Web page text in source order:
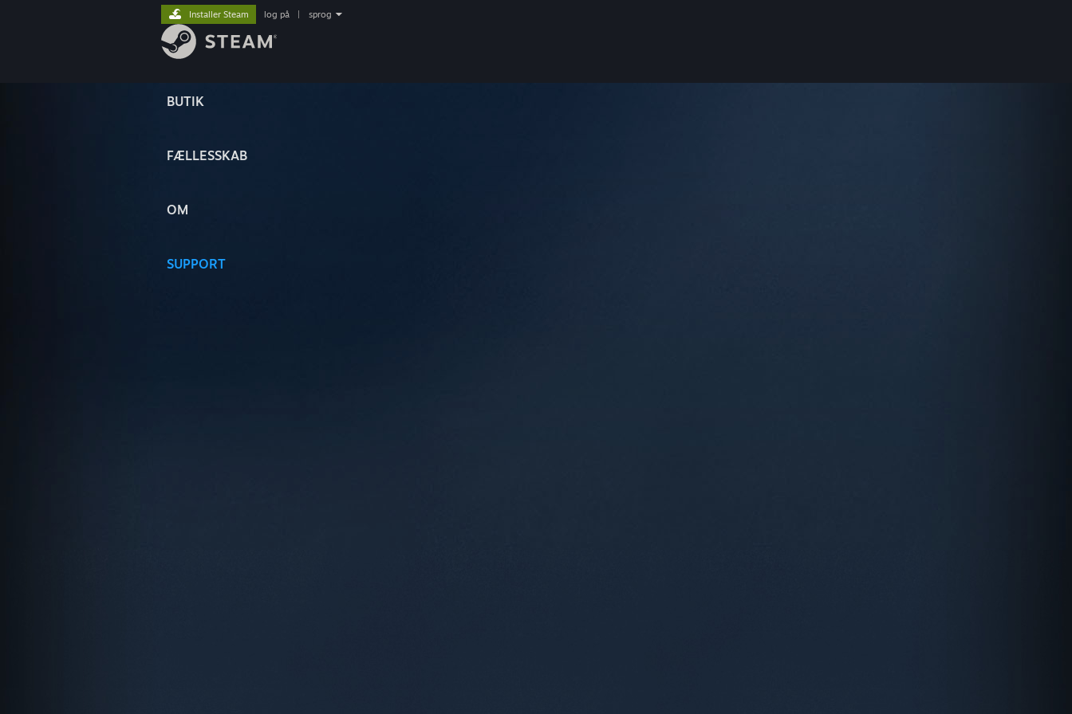
BUTIK
FÆLLESSKAB
OM
SUPPORT
Installer Steam log på sprog